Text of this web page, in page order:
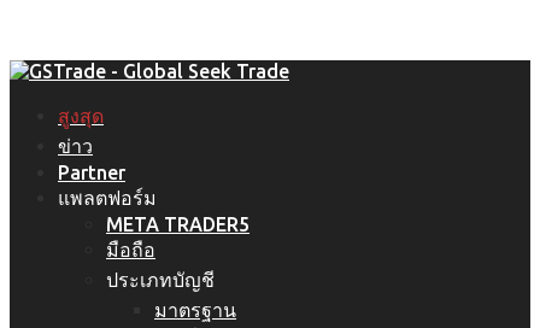
สูงสุด
ข่าว
Partner
แพลตฟอร์ม
META TRADER5
มือถือ
ประเภทบัญชี
มาตรฐาน